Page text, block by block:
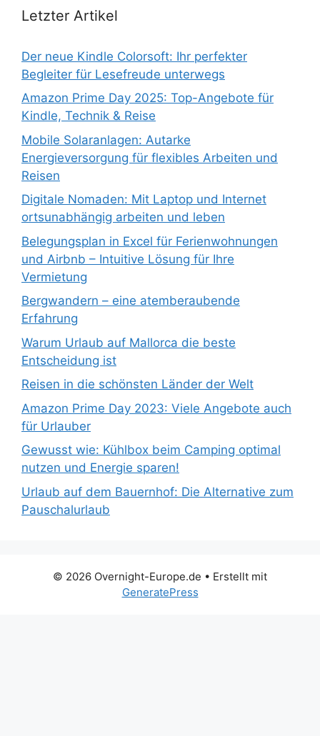
Letzter Artikel
Der neue Kindle Colorsoft: Ihr perfekter
Begleiter für Lesefreude unterwegs
Amazon Prime Day 2025: Top-Angebote für
Kindle, Technik & Reise
Mobile Solaranlagen: Autarke
Energieversorgung für flexibles Arbeiten und
Reisen
Digitale Nomaden: Mit Laptop und Internet
ortsunabhängig arbeiten und leben
Belegungsplan in Excel für Ferienwohnungen
und Airbnb – Intuitive Lösung für Ihre
Vermietung
Bergwandern – eine atemberaubende
Erfahrung
Warum Urlaub auf Mallorca die beste
Entscheidung ist
Reisen in die schönsten Länder der Welt
Amazon Prime Day 2023: Viele Angebote auch
für Urlauber
Gewusst wie: Kühlbox beim Camping optimal
nutzen und Energie sparen!
Urlaub auf dem Bauernhof: Die Alternative zum
Pauschalurlaub
© 2026 Overnight-Europe.de • Erstellt mit
GeneratePress